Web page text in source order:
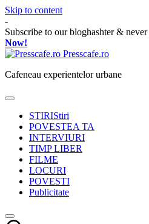
Skip to content
-
Subscribe to our bloghashter & never
Now!
Presscafe.ro
Cafeneau experientelor urbane
STIRIStiri
POVESTEA TA
INTERVIURI
TIMP LIBER
FILME
LOCURI
POVESTI
Publicitate